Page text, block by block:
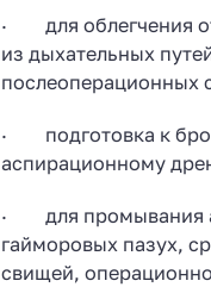
· для облегчения
из дыхательных
послеоперационных
· подготовка к
аспирационному
· для промывания
гайморовых пазух,
свищей,